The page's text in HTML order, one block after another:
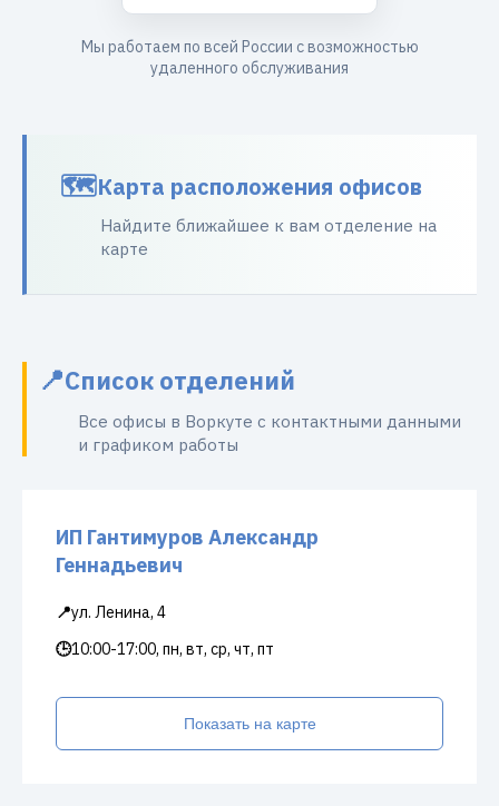
Мы работаем по всей России с возможностью
удаленного обслуживания
Карта расположения офисов
Найдите ближайшее к вам отделение на
карте
Список отделений
Все офисы в Воркуте с контактными данными
и графиком работы
ИП Гантимуров Александр
Геннадьевич
📍ул. Ленина, 4
🕒10:00-17:00, пн, вт, ср, чт, пт
Показать на карте